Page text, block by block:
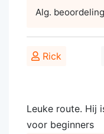
Alg. beoordeling
Rick
Leuke route. Hij
voor beginners